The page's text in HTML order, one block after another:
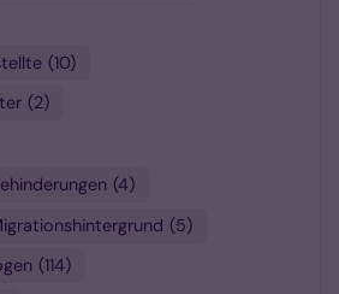
10
2
4
5
114